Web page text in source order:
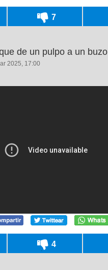
7
de un pulpo a un buzo
2025, 17:00
4